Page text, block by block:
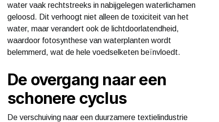
water vaak rechtstreeks in nabijgelegen waterlichamen
geloosd. Dit verhoogt niet alleen de toxiciteit van het
water, maar verandert ook de lichtdoorlatendheid,
waardoor fotosynthese van waterplanten wordt
belemmerd, wat de hele voedselketen beïnvloedt.
De overgang naar een
schonere cyclus
De verschuiving naar een duurzamere textielindustrie